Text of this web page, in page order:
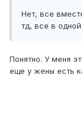
Нет, все
тд, все в одной
Понятно. У меня
еще у жены есть